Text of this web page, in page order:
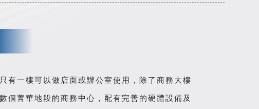
有一樓可以做店面或辦公室使用，除了商務大樓
個菁華地段的商務中心，配有完善的硬體設備及